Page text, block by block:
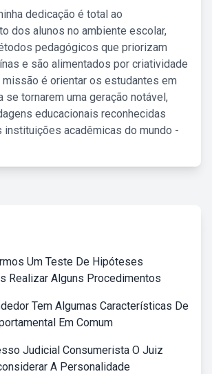
dedicação é total ao
dos alunos no ambiente escolar,
pedagógicos que priorizam
e são alimentados por criatividade
missão é orientar os estudantes em
se tornarem uma geração notável,
educacionais reconhecidas
instituições acadêmicas do mundo -
Um Teste De Hipóteses
Realizar Alguns Procedimentos
Tem Algumas Características De
Em Comum
Judicial Consumerista O Juiz
A Personalidade